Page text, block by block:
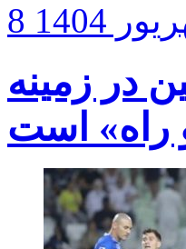
1404
در زمینه
راه» است